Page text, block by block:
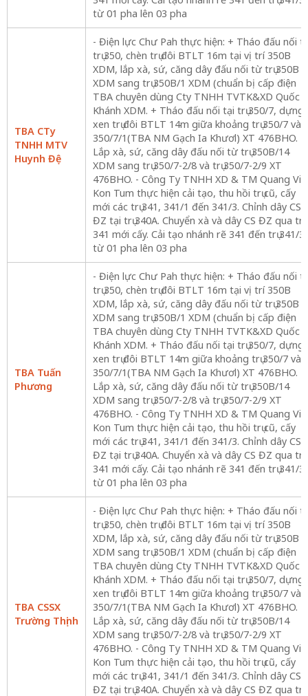
từ 01 pha lên 03 pha
TBA CTy
TNHH MTV
Huynh Đệ
- Điện lực Chư Pah thực hiện: + Tháo đấu nối
trụ 350, chèn trụ đôi BTLT 16m tại vị trí 350B
XDM, lắp xà, sứ, căng dây đấu nối từ trụ 350B
XDM sang trụ 350B/1 XDM (chuẩn bị cấp điện
TBA chuyên dùng Cty TNHH TVTK&XD Quốc
Khánh XDM. + Tháo đấu nối tại trụ 350/7, dựng
xen trụ đôi BTLT 14m giữa khoảng trụ 350/7 và
350/7/1(TBA NM Gạch Ia Khươl) XT 476BHO. +
Lắp xà, sứ, căng dây đấu nối từ trụ 350B/14
XDM sang trụ 350/7-2/8 và trụ 350/7-2/9 XT
476BHO. - Công Ty TNHH XD & TM Quang
Kon Tum thực hiện cải tạo, thu hồi trụ cũ, cấy
mới các trụ 341, 341/1 đến 341/3. Chỉnh dây CS
ĐZ tại trụ 340A. Chuyển xà và dây CS ĐZ qua trụ
341 mới cấy. Cải tạo nhánh rẽ 341 đến trụ 341/3
từ 01 pha lên 03 pha
TBA Tuấn
Phương
- Điện lực Chư Pah thực hiện: + Tháo đấu nối
trụ 350, chèn trụ đôi BTLT 16m tại vị trí 350B
XDM, lắp xà, sứ, căng dây đấu nối từ trụ 350B
XDM sang trụ 350B/1 XDM (chuẩn bị cấp điện
TBA chuyên dùng Cty TNHH TVTK&XD Quốc
Khánh XDM. + Tháo đấu nối tại trụ 350/7, dựng
xen trụ đôi BTLT 14m giữa khoảng trụ 350/7 và
350/7/1(TBA NM Gạch Ia Khươl) XT 476BHO. +
Lắp xà, sứ, căng dây đấu nối từ trụ 350B/14
XDM sang trụ 350/7-2/8 và trụ 350/7-2/9 XT
476BHO. - Công Ty TNHH XD & TM Quang
Kon Tum thực hiện cải tạo, thu hồi trụ cũ, cấy
mới các trụ 341, 341/1 đến 341/3. Chỉnh dây CS
ĐZ tại trụ 340A. Chuyển xà và dây CS ĐZ qua trụ
341 mới cấy. Cải tạo nhánh rẽ 341 đến trụ 341/3
từ 01 pha lên 03 pha
TBA CSSX
Trường Thịnh
- Điện lực Chư Pah thực hiện: + Tháo đấu nối
trụ 350, chèn trụ đôi BTLT 16m tại vị trí 350B
XDM, lắp xà, sứ, căng dây đấu nối từ trụ 350B
XDM sang trụ 350B/1 XDM (chuẩn bị cấp điện
TBA chuyên dùng Cty TNHH TVTK&XD Quốc
Khánh XDM. + Tháo đấu nối tại trụ 350/7, dựng
xen trụ đôi BTLT 14m giữa khoảng trụ 350/7 và
350/7/1(TBA NM Gạch Ia Khươl) XT 476BHO. +
Lắp xà, sứ, căng dây đấu nối từ trụ 350B/14
XDM sang trụ 350/7-2/8 và trụ 350/7-2/9 XT
476BHO. - Công Ty TNHH XD & TM Quang
Kon Tum thực hiện cải tạo, thu hồi trụ cũ, cấy
mới các trụ 341, 341/1 đến 341/3. Chỉnh dây CS
ĐZ tại trụ 340A. Chuyển xà và dây CS ĐZ qua trụ